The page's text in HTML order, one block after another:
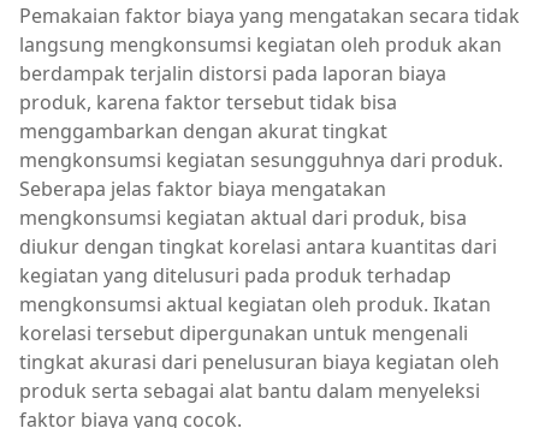
Pemakaian faktor biaya yang mengatakan secara tidak
langsung mengkonsumsi kegiatan oleh produk akan
berdampak terjalin distorsi pada laporan biaya
produk, karena faktor tersebut tidak bisa
menggambarkan dengan akurat tingkat
mengkonsumsi kegiatan sesungguhnya dari produk.
Seberapa jelas faktor biaya mengatakan
mengkonsumsi kegiatan aktual dari produk, bisa
diukur dengan tingkat korelasi antara kuantitas dari
kegiatan yang ditelusuri pada produk terhadap
mengkonsumsi aktual kegiatan oleh produk. Ikatan
korelasi tersebut dipergunakan untuk mengenali
tingkat akurasi dari penelusuran biaya kegiatan oleh
produk serta sebagai alat bantu dalam menyeleksi
faktor biaya yang cocok.